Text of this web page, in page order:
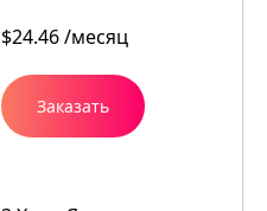
$24.46 /месяц
Заказать